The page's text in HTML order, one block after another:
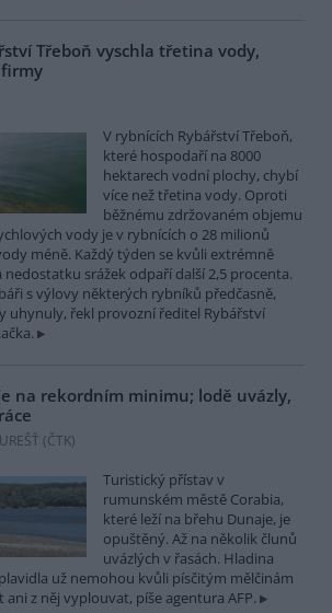
Třeboň vyschla třetina vody,
V rybnících Rybářství Třeboň,
které hospodaří na 8000
hektarech vodní plochy, chybí
více než třetina vody. Oproti
běžnému zdržovaném objemu
vody je v rybnících o 28 milionů
méně. Každý týden se kvůli extrémně
srážek odpaří další 2,5 procenta.
s výlovy některých rybníků předčasně,
uhynuly, řekl provozní ředitel Rybářství
na rekordním minimu; lodě uvázly,
(ČTK)
Turistický přístav v
rumunském městě Corabia,
které leží na břehu Dunaje, je
opuštěný. Až na několik člunů
uvázlých v řasách. Hladina
už nemohou kvůli písčitým mělčinám
z něj vyplouvat, píše agentura AFP.